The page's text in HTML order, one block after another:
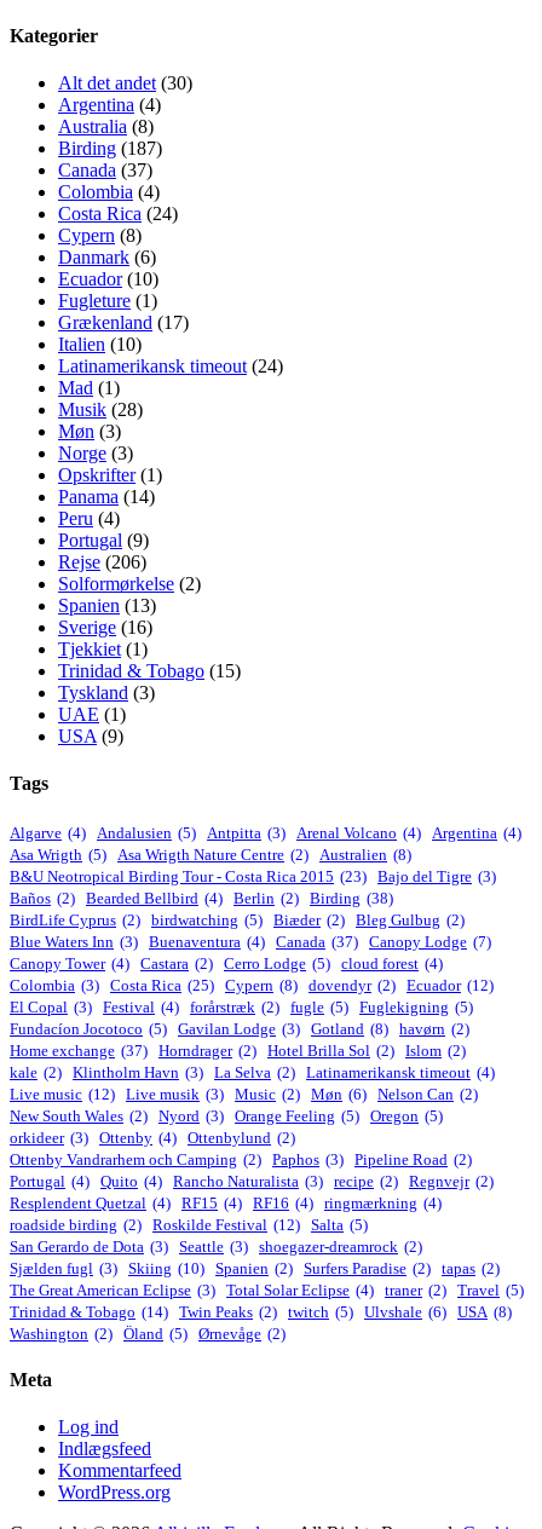
Kategorier
Alt det andet (30)
Argentina (4)
Australia (8)
Birding (187)
Canada (37)
Colombia (4)
Costa Rica (24)
Cypern (8)
Danmark (6)
Ecuador(10)
Fugleture (1)
Grækenland (17)
Italien (10)
Latinamerikansk timeout (24)
Mad (1)
Musik (28)
Møn (3)
Norge (3)
Opskrifter(1)
Panama (14)
Peru (4)
Portugal (9)
Rejse (206)
Solformørkelse (2)
Spanien (13)
Sverige (16)
Tjekkiet (1)
Trinidad & Tobago (15)
Tyskland (3)
UAE (1)
USA (9)
Tags
Algarve (4) Andalusien (5) Antpitta (3) Arenal Volcano (4) Argentina (4)
Asa Wrigth (5) Asa Wrigth Nature Centre (2) Australien (8)
B&U Neotropical Birding Tour - Costa Rica 2015 (23) Bajo del Tigre (3)
Baños (2) Bearded Bellbird (4) Berlin (2) Birding (38)
BirdLife Cyprus (2) birdwatching (5) Biæder (2) Bleg Gulbug (2)
Blue Waters Inn (3) Buenaventura (4) Canada (37) Canopy Lodge (7)
Canopy Tower (4) Castara (2) Cerro Lodge (5) cloud forest (4)
Colombia (3) Costa Rica (25) Cypern (8) dovendyr (2) Ecuador (12)
El Copal (3) Festival (4) forårstræk (2) fugle (5) Fuglekigning (5)
Fundacíon Jocotoco (5) Gavilan Lodge (3) Gotland (8) havørn (2)
Home exchange (37) Horndrager (2) Hotel Brilla Sol (2) Islom (2)
kale (2) Klintholm Havn (3) La Selva (2) Latinamerikansk timeout (4)
Live music (12) Live musik (3) Music (2) Møn (6) Nelson Can (2)
New South Wales (2) Nyord (3) Orange Feeling (5) Oregon (5)
orkideer (3) Ottenby (4) Ottenbylund (2)
Ottenby Vandrarhem och Camping (2) Paphos (3) Pipeline Road (2)
Portugal (4) Quito (4) Rancho Naturalista (3) recipe (2) Regnvejr (2)
Resplendent Quetzal (4) RF15 (4) RF16 (4) ringmærkning (4)
roadside birding (2) Roskilde Festival (12) Salta (5)
San Gerardo de Dota (3) Seattle (3) shoegazer-dreamrock (2)
Sjælden fugl (3) Skiing (10) Spanien (2) Surfers Paradise (2) tapas (2)
The Great American Eclipse (3) Total Solar Eclipse (4) traner (2) Travel (5)
Trinidad & Tobago (14) Twin Peaks (2) twitch (5) Ulvshale (6) USA (8)
Washington (2) Öland (5) Ørnevåge (2)
Meta
Log ind
Indlægsfeed
Kommentarfeed
WordPress.org